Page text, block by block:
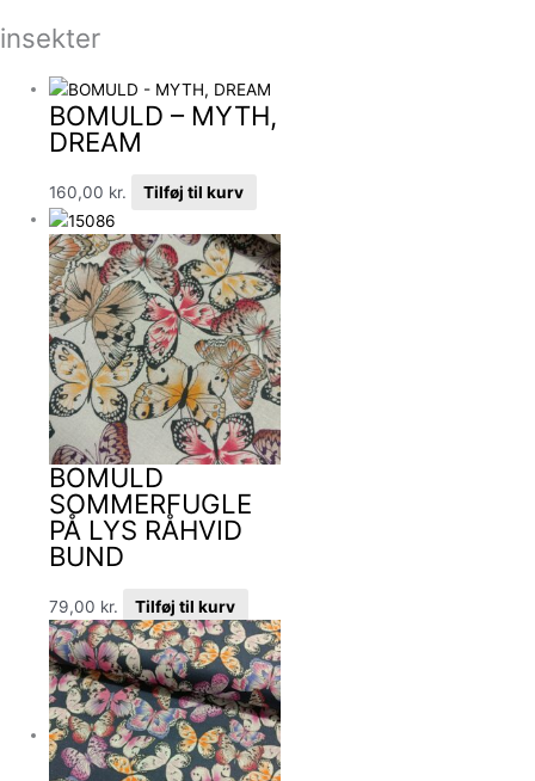
insekter
BOMULD – MYTH,
DREAM
160,00 kr. Tilføj til kurv
BOMULD
SOMMERFUGLE
PÅ LYS RÅHVID
BUND
79,00 kr. Tilføj til kurv